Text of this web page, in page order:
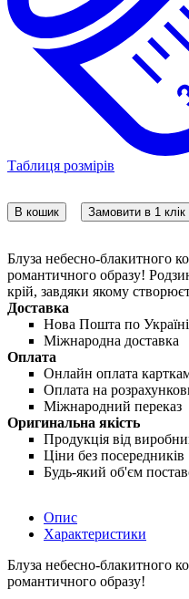
Таблиця розмірів
В кошик Замовити в 1 клік
Блуза небесно-блакитного
романтичного образу!
крій, завдяки якому
Доставка
Нова Пошта по Україні
Міжнародна доставка
Оплата
Онлайн оплата
Оплата на
Міжнародний переказ
Оригинальна якість
Продукція від
Ціни без посередників
Будь-який об'єм
Опис
Характеристики
Блуза небесно-блакитного
романтичного образу!